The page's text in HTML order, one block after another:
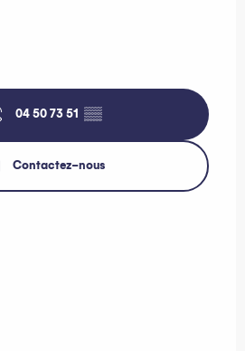
04 50 73 51 ▒▒
Contactez-nous